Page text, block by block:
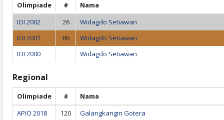
Olimpiade #
Nama
IOI 2002
26
Widagdo Setiawan
IOI 2001
86
Widagdo Setiawan
IOI 2000
Widagdo Setiawan
Regional
Olimpiade #
Nama
APIO 2018
120 Galangkangin Gotera